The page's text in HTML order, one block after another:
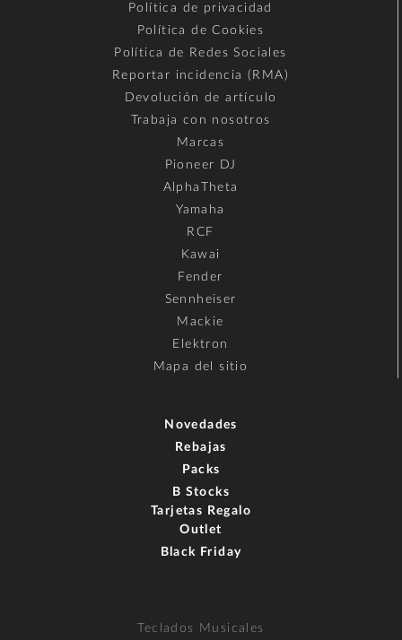
Política de privacidad
Política de Cookies
Política de Redes Sociales
Reportar incidencia (RMA)
Devolución de artículo
Trabaja con nosotros
Marcas
Pioneer DJ
AlphaTheta
Yamaha
RCF
Kawai
Fender
Sennheiser
Mackie
Elektron
Mapa del sitio
Novedades
Rebajas
Packs
B Stocks
Tarjetas Regalo
Outlet
Black Friday
Teclados Musicales